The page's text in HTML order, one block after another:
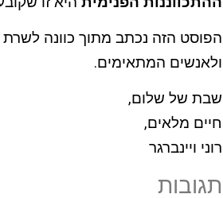
הפוסט הזה נכתב מתוך כוונה
ולאנשים המתאימים.
שבת של שלום,
חיים מלאים,
רוני ויינברגר
תגובות